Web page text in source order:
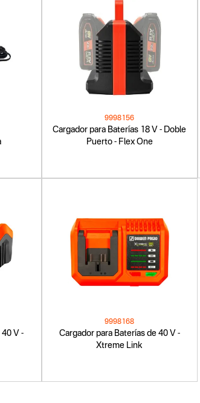
Cargador para Baterías 18 V - Doble
Puerto - Flex One
9998156
40 V -
Cargador para Baterías de 40 V -
Xtreme Link
9998168